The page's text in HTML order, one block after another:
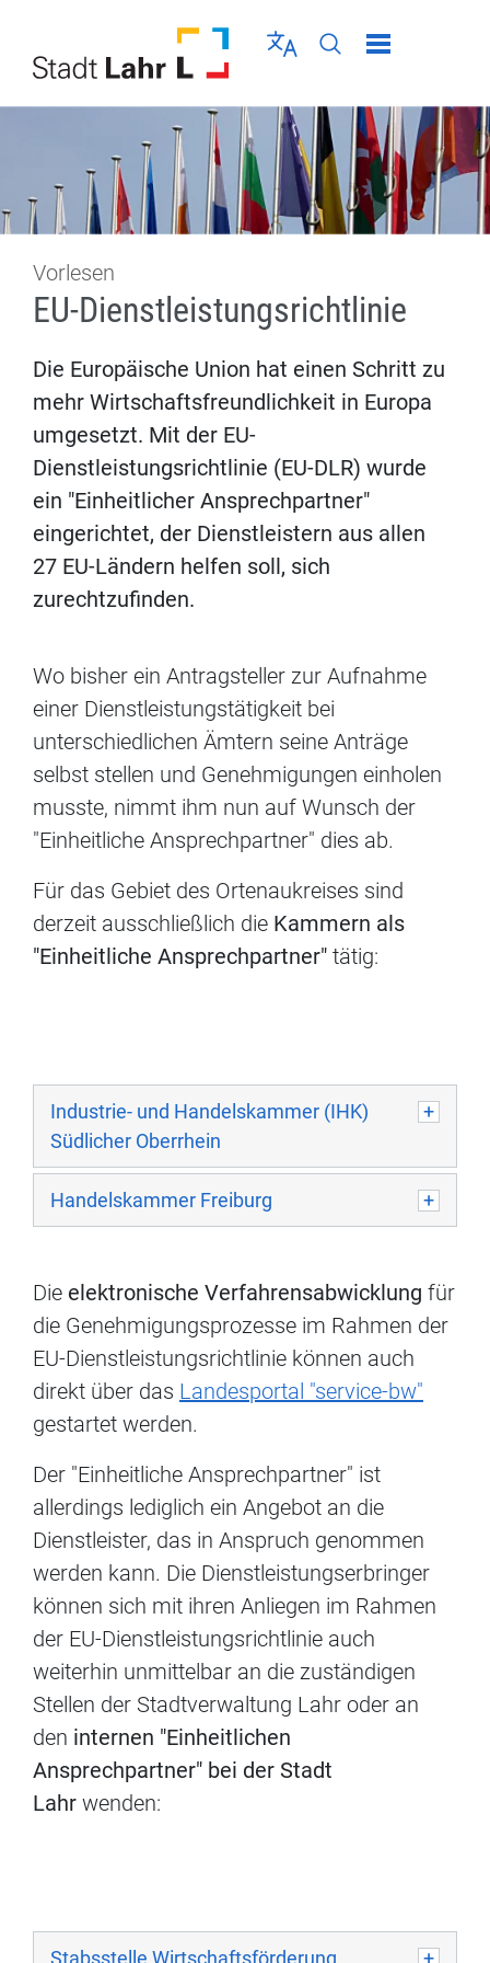
Sprache wählen
Seiten-Suche
Menü schließen
Vorlesen
EU-Dienstleistungsrichtlinie
Die Europäische Union hat einen Schritt zu
mehr Wirtschaftsfreundlichkeit in Europa
umgesetzt. Mit der EU-
Dienstleistungsrichtlinie (EU-DLR) wurde
ein "Einheitlicher Ansprechpartner"
eingerichtet, der Dienstleistern aus allen
27 EU-Ländern helfen soll, sich
zurechtzufinden.
Wo bisher ein Antragsteller zur Aufnahme
einer Dienstleistungstätigkeit bei
unterschiedlichen Ämtern seine Anträge
selbst stellen und Genehmigungen einholen
musste, nimmt ihm nun auf Wunsch der
"Einheitliche Ansprechpartner" dies ab.
Für das Gebiet des Ortenaukreises sind
derzeit ausschließlich die Kammern als
"Einheitliche Ansprechpartner" tätig:
Industrie- und Handelskammer (IHK)
Südlicher Oberrhein
Handelskammer Freiburg
Die elektronische Verfahrensabwicklung für
die Genehmigungsprozesse im Rahmen der
EU-Dienstleistungsrichtlinie können auch
direkt über das Landesportal "service-bw"
gestartet werden.
Der "Einheitliche Ansprechpartner" ist
allerdings lediglich ein Angebot an die
Dienstleister, das in Anspruch genommen
werden kann. Die Dienstleistungserbringer
können sich mit ihren Anliegen im Rahmen
der EU-Dienstleistungsrichtlinie auch
weiterhin unmittelbar an die zuständigen
Stellen der Stadtverwaltung Lahr oder an
den internen "Einheitlichen
Ansprechpartner" bei der Stadt
Lahr wenden:
Stabsstelle Wirtschaftsförderung